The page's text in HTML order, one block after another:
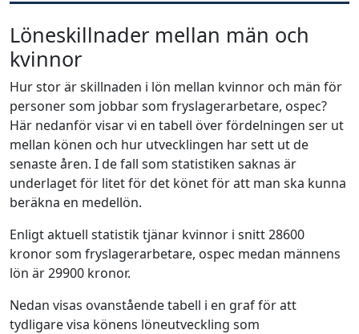
Löneskillnader mellan män och
kvinnor
Hur stor är skillnaden i lön mellan kvinnor och män för
personer som jobbar som fryslagerarbetare, ospec?
Här nedanför visar vi en tabell över fördelningen ser ut
mellan könen och hur utvecklingen har sett ut de
senaste åren. I de fall som statistiken saknas är
underlaget för litet för det könet för att man ska kunna
beräkna en medellön.
Enligt aktuell statistik tjänar kvinnor i snitt 28600
kronor som fryslagerarbetare, ospec medan männens
lön är 29900 kronor.
Nedan visas ovanstående tabell i en graf för att
tydligare visa könens löneutveckling som